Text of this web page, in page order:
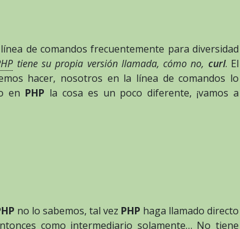
de comandos frecuentemente para diversidad
tiene su propia versión llamada, cómo no, curl. El
hacer, nosotros en la línea de comandos lo
en PHP la cosa es un poco diferente, ¡vamos a
no lo sabemos, tal vez PHP haga llamado directo
como intermediario solamente… No tiene